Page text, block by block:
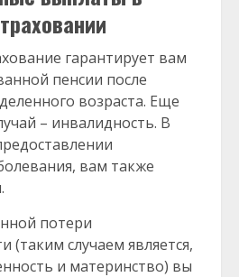
гарантирует вам
пенсии после
возраста. Еще
– инвалидность. В
вам также
потери
(таким случаем является,
и материнство) вы